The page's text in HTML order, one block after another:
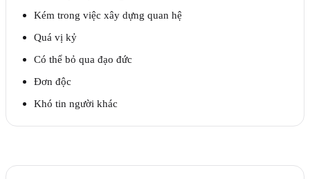
Kém trong việc xây dựng quan hệ
Quá vị kỷ
Có thể bỏ qua đạo đức
Đơn độc
Khó tin người khác